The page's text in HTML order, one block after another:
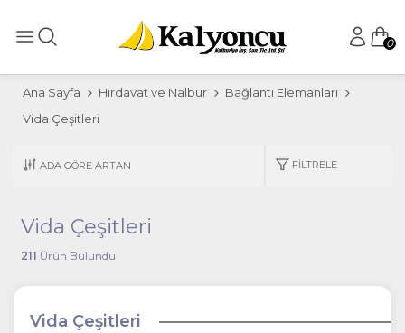
0
Ana Sayfa Hırdavat ve Nalbur
Bağlantı Elemanları
Vida Çeşitleri
FILTRELE
Vida Çeşitleri
211 Ürün Bulundu
Vida Çeşitleri